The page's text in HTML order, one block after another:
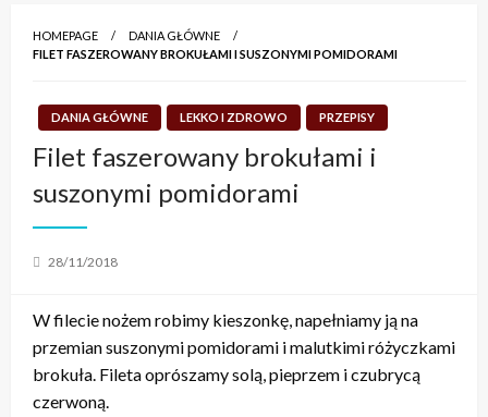
HOMEPAGE
DANIA GŁÓWNE
FILET FASZEROWANY BROKUŁAMI I SUSZONYMI POMIDORAMI
DANIA GŁÓWNE LEKKO I ZDROWO PRZEPISY
Filet faszerowany brokułami i
suszonymi pomidorami
Posted
28/11/2018
W filecie nożem robimy kieszonkę, napełniamy ją na
przemian suszonymi pomidorami i malutkimi różyczkami
brokuła. Fileta oprószamy solą, pieprzem i czubrycą
czerwoną.